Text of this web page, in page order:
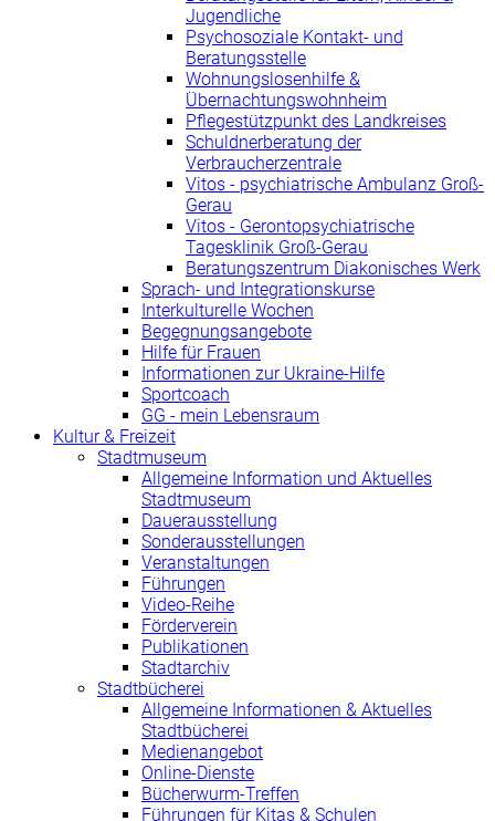
Jugendliche
Psychosoziale Kontakt- und
Beratungsstelle
Wohnungslosenhilfe &
Übernachtungswohnheim
Pflegestützpunkt des Landkreises
Schuldnerberatung der
Verbraucherzentrale
Vitos - psychiatrische Ambulanz Groß-
Gerau
Vitos - Gerontopsychiatrische
Tagesklinik Groß-Gerau
Beratungszentrum Diakonisches Werk
Sprach- und Integrationskurse
Interkulturelle Wochen
Begegnungsangebote
Hilfe für Frauen
Informationen zur Ukraine-Hilfe
Sportcoach
GG - mein Lebensraum
Kultur & Freizeit
Stadtmuseum
Allgemeine Information und Aktuelles
Stadtmuseum
Dauerausstellung
Sonderausstellungen
Veranstaltungen
Führungen
Video-Reihe
Förderverein
Publikationen
Stadtarchiv
Stadtbücherei
Allgemeine Informationen & Aktuelles
Stadtbücherei
Medienangebot
Online-Dienste
Bücherwurm-Treffen
Führungen für Kitas & Schulen